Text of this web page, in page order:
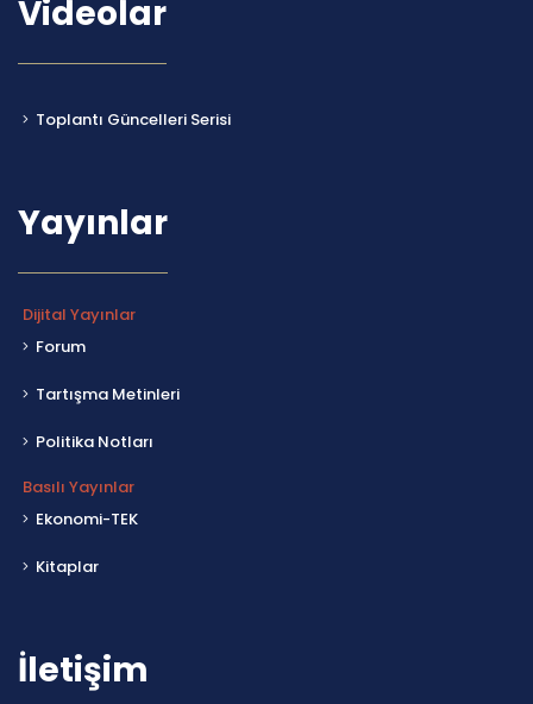
Videolar
Toplantı Güncelleri Serisi
Yayınlar
Dijital Yayınlar
Forum
Tartışma Metinleri
Politika Notları
Basılı Yayınlar
Ekonomi-TEK
Kitaplar
İletişim